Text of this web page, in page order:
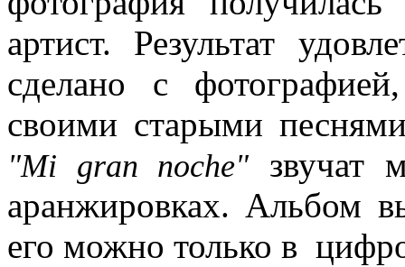
артист. Результат
сделано с
своими старыми
"Mi gran noche" звучат
аранжировках. Альбом
его можно только в